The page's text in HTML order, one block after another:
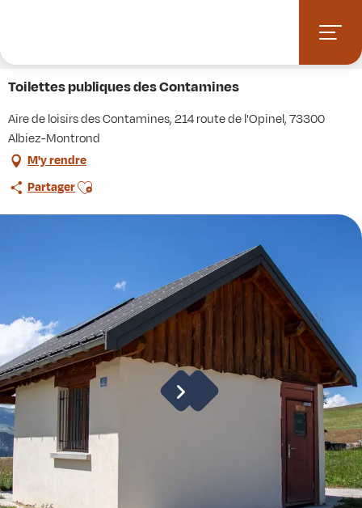
principal
Toilettes publiques des Contamines
Aire de loisirs des Contamines, 214 route de l'Opinel, 73300
Albiez-Montrond
M'y rendre
PartagerAjouter aux favoris